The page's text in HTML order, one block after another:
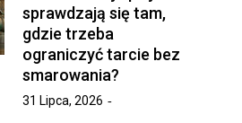
sprawdzają się tam,
gdzie trzeba
ograniczyć tarcie bez
smarowania?
31 Lipca, 2026